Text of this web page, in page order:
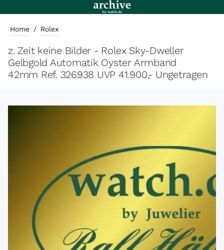
Home / Rolex
z. Zeit keine Bilder - Rolex Sky-Dweller
Gelbgold Automatik Oyster Armband
42mm Ref. 326938 UVP 41.900,- Ungetragen